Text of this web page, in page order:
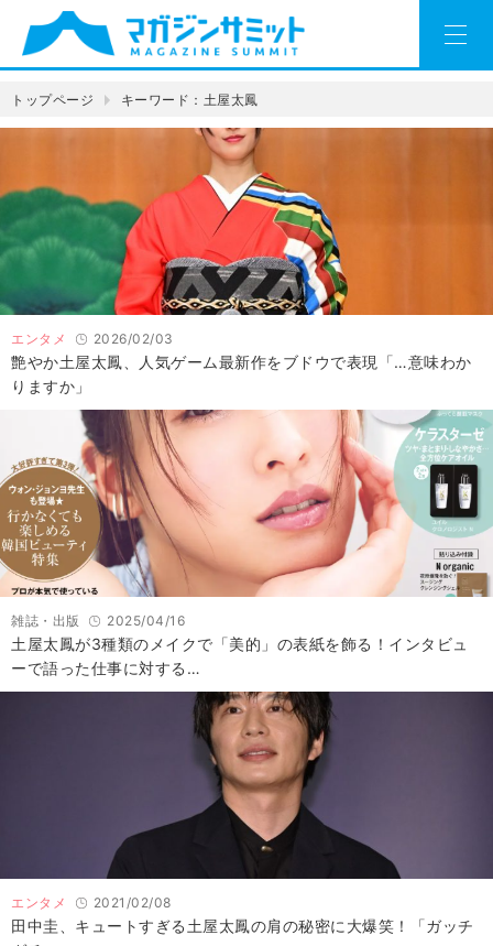
トップページ キーワード：土屋太鳳
エンタメ 2026/02/03
艶やか土屋太鳳、人気ゲーム最新作をブドウで表現「…意味わか
りますか」
雑誌・出版 2025/04/16
土屋太鳳が3種類のメイクで「美的」の表紙を飾る！インタビュ
ーで語った仕事に対する…
エンタメ 2021/02/08
田中圭、キュートすぎる土屋太鳳の肩の秘密に大爆笑！「ガッチ